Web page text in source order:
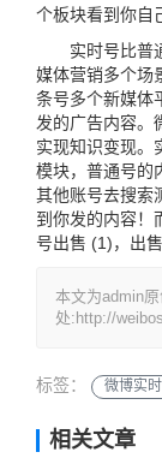
个板块看到你自
实时号比普通
媒体营销多个场
条号多个新媒体
发的广告内容。
实现知识变现。
模块，普通号的
其他账号去搜索
到你发的内容！
号出售 (1)， 出
本文为admin
处:http://
标签： 微博实
相关文章